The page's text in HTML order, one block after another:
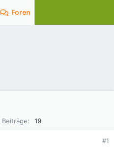
Foren
Beiträge 19
#1